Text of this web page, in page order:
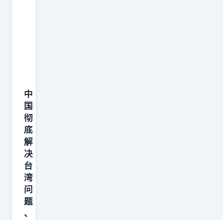
整
直
播
录
像
、
社
交
留
自
杀
年
轻
女
网
红
直
播
中
国
彻
底
解
决
台
湾
问
题
、